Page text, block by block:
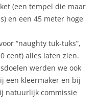
(een tempel die maar
en een 45 meter hoge
“naughty tuk-tuks”,
cent) alles laten zien.
werden we ook
een kleermaker en bij
natuurlijk commissie